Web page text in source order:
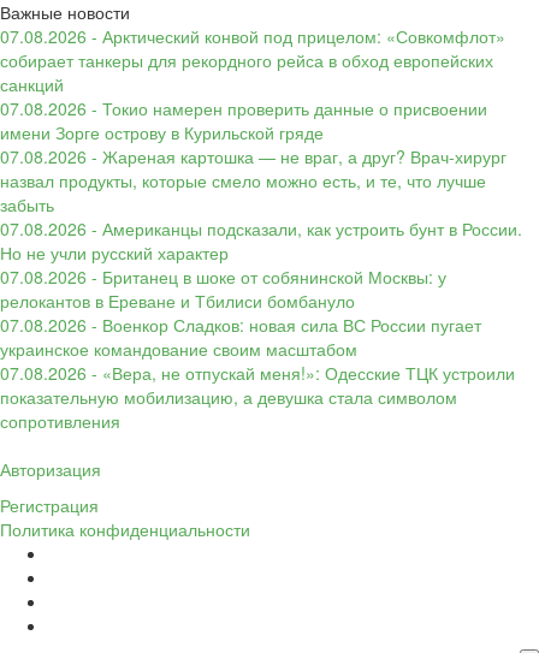
Важные новости
07.08.2026 - Арктический конвой под прицелом: «Совкомфлот»
собирает танкеры для рекордного рейса в обход европейских
санкций
07.08.2026 - Токио намерен проверить данные о присвоении
имени Зорге острову в Курильской гряде
07.08.2026 - Жареная картошка — не враг, а друг? Врач-хирург
назвал продукты, которые смело можно есть, и те, что лучше
забыть
07.08.2026 - Американцы подсказали, как устроить бунт в России.
Но не учли русский характер
07.08.2026 - Британец в шоке от собянинской Москвы: у
релокантов в Ереване и Тбилиси бомбануло
07.08.2026 - Военкор Сладков: новая сила ВС России пугает
украинское командование своим масштабом
07.08.2026 - «Вера, не отпускай меня!»: Одесские ТЦК устроили
показательную мобилизацию, а девушка стала символом
сопротивления
Авторизация
Регистрация
Политика конфиденциальности